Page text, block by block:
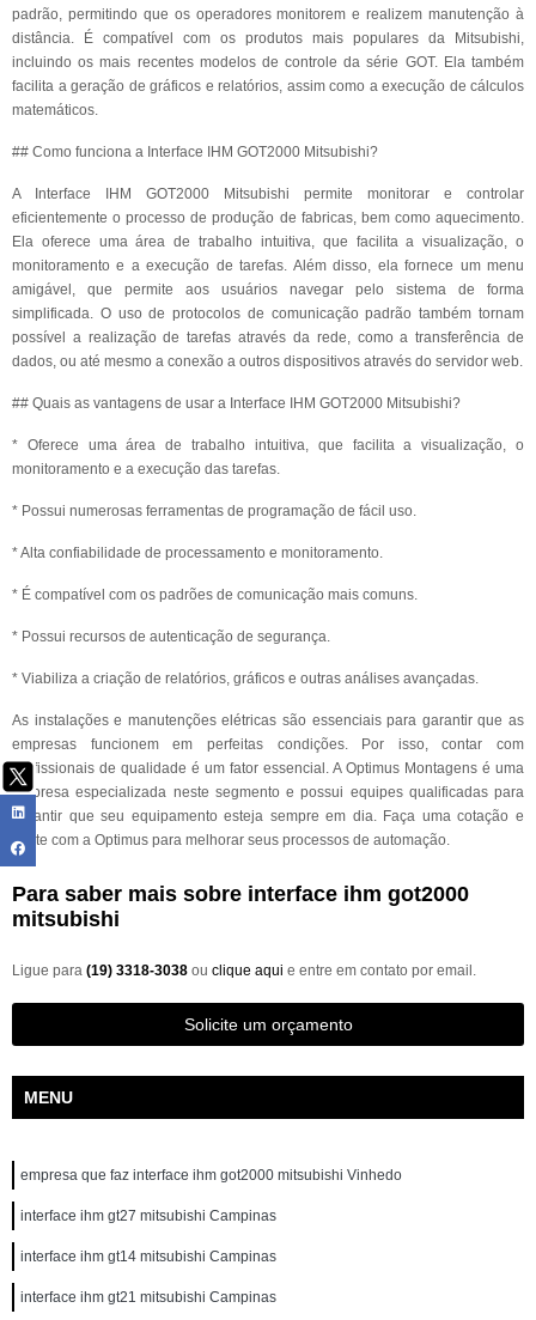
padrão, permitindo que os operadores monitorem e realizem manutenção à
distância. É compatível com os produtos mais populares da Mitsubishi,
incluindo os mais recentes modelos de controle da série GOT. Ela também
facilita a geração de gráficos e relatórios, assim como a execução de cálculos
matemáticos.
## Como funciona a Interface IHM GOT2000 Mitsubishi?
A Interface IHM GOT2000 Mitsubishi permite monitorar e controlar
eficientemente o processo de produção de fabricas, bem como aquecimento.
Ela oferece uma área de trabalho intuitiva, que facilita a visualização, o
monitoramento e a execução de tarefas. Além disso, ela fornece um menu
amigável, que permite aos usuários navegar pelo sistema de forma
simplificada. O uso de protocolos de comunicação padrão também tornam
possível a realização de tarefas através da rede, como a transferência de
dados, ou até mesmo a conexão a outros dispositivos através do servidor web.
## Quais as vantagens de usar a Interface IHM GOT2000 Mitsubishi?
* Oferece uma área de trabalho intuitiva, que facilita a visualização, o
monitoramento e a execução das tarefas.
* Possui numerosas ferramentas de programação de fácil uso.
* Alta confiabilidade de processamento e monitoramento.
* É compatível com os padrões de comunicação mais comuns.
* Possui recursos de autenticação de segurança.
* Viabiliza a criação de relatórios, gráficos e outras análises avançadas.
As instalações e manutenções elétricas são essenciais para garantir que as
empresas funcionem em perfeitas condições. Por isso, contar com
profissionais de qualidade é um fator essencial. A Optimus Montagens é uma
empresa especializada neste segmento e possui equipes qualificadas para
garantir que seu equipamento esteja sempre em dia. Faça uma cotação e
conte com a Optimus para melhorar seus processos de automação.
Para saber mais sobre interface ihm got2000
mitsubishi
Ligue para (19) 3318-3038 ou clique aqui e entre em contato por email.
Solicite um orçamento
MENU
empresa que faz interface ihm got2000 mitsubishi Vinhedo
interface ihm gt27 mitsubishi Campinas
interface ihm gt14 mitsubishi Campinas
interface ihm gt21 mitsubishi Campinas